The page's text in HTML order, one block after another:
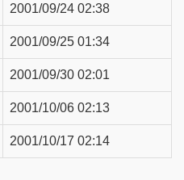
2001/09/24 02:38
2001/09/25 01:34
2001/09/30 02:01
2001/10/06 02:13
2001/10/17 02:14